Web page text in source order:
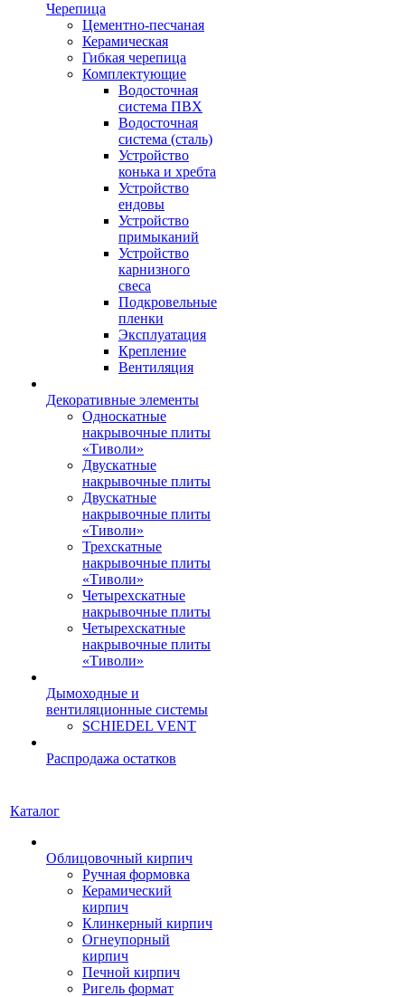
Черепица
Цементно-песчаная
Керамическая
Гибкая черепица
Комплектующие
Водосточная
система ПВХ
Водосточная
система (сталь)
Устройство
конька и хребта
Устройство
ендовы
Устройство
примыканий
Устройство
карнизного
свеса
Подкровельные
пленки
Эксплуатация
Крепление
Вентиляция
Декоративные элементы
Односкатные
накрывочные плиты
«Тиволи»
Двускатные
накрывочные плиты
Двускатные
накрывочные плиты
«Тиволи»
Трехскатные
накрывочные плиты
«Тиволи»
Четырехскатные
накрывочные плиты
Четырехскатные
накрывочные плиты
«Тиволи»
Дымоходные и
вентиляционные системы
SCHIEDEL VENT
Распродажа остатков
Каталог
Облицовочный кирпич
Ручная формовка
Керамический
кирпич
Клинкерный кирпич
Огнеупорный
кирпич
Печной кирпич
Ригель формат